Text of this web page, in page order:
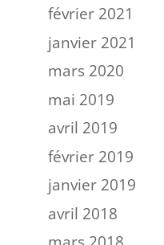
février 2021
janvier 2021
mars 2020
mai 2019
avril 2019
février 2019
janvier 2019
avril 2018